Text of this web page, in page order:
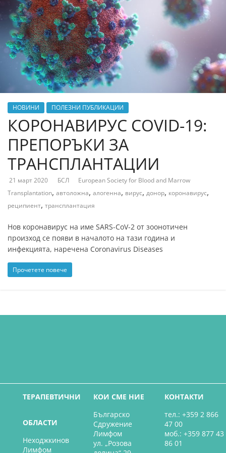
НОВИНИ ПОЛЕЗНИ ПУБЛИКАЦИИ
КОРОНАВИРУС COVID-19:
ПРЕПОРЪКИ ЗА
ТРАНСПЛАНТАЦИИ
21 март 2020 БСЛ
European Society for Blood and Marrow
Transplantation, автоложна, алогенна, вирус, донор, коронавирус,
реципиент, трансплантация
Нов коронавирус на име SARS-CoV-2 от зоонотичен
произход се появи в началото на тази година и
инфекцията, наречена Coronavirus Diseases
Прочетете повече
ТЕРАПЕВТИЧНИ
ОБЛАСТИ
Неходжкинов
Лимфом
КОИ СМЕ НИЕ
Българско
Сдружение
Лимфом
ул. „Розова
КОНТАКТИ
тел.: +359 2 866
47 00
моб.: +359 877 43
86 01